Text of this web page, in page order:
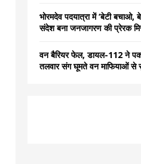
भोरमदेव पदयात्रा में ‘बेटी बचाओ,
संदेश बना जनजागरण की प्रेरक
वन बैरियर फेल, डायल-112 ने
तलवार संग घूमते वन माफियाओं से